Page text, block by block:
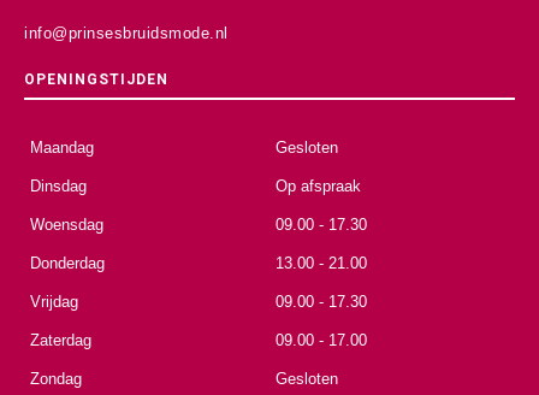
info@prinsesbruidsmode.nl
OPENINGSTIJDEN
Maandag Gesloten
Dinsdag Op afspraak
Woensdag 09.00 - 17.30
Donderdag 13.00 - 21.00
Vrijdag 09.00 - 17.30
Zaterdag 09.00 - 17.00
Zondag Gesloten